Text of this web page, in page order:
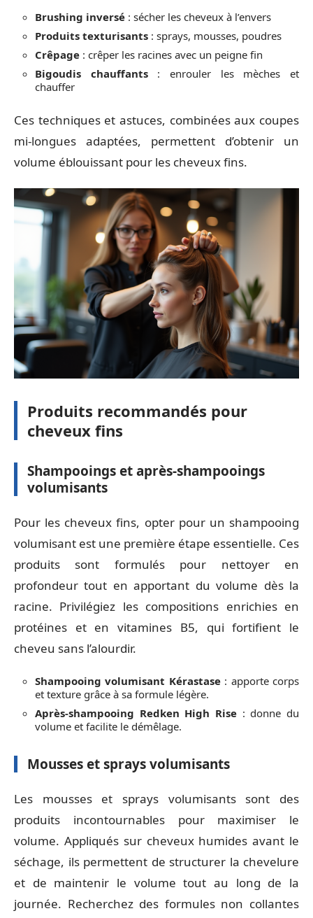
Brushing inversé : sécher les cheveux à l’envers
Produits texturisants : sprays, mousses, poudres
Crêpage : crêper les racines avec un peigne fin
Bigoudis chauffants: enrouler les mèches et
chauffer
Ces techniques et astuces, combinées aux coupes
mi-longues adaptées, permettent d’obtenir un
volume éblouissant pour les cheveux fins.
Produits recommandés pour
cheveux fins
Shampooings et après-shampooings
volumisants
Pour les cheveux fins, opter pour un shampooing
volumisant est une première étape essentielle. Ces
produits sont formulés pour nettoyer en
profondeur tout en apportant du volume dès la
racine. Privilégiez les compositions enrichies en
protéines et en vitamines B5, qui fortifient le
cheveu sans l’alourdir.
Shampooing volumisant Kérastase: apporte corps
et texture grâce à sa formule légère.
Après-shampooing Redken High Rise : donne du
volume et facilite le démêlage.
Mousses et sprays volumisants
Les mousses et sprays volumisants sont des
produits incontournables pour maximiser le
volume. Appliqués sur cheveux humides avant le
séchage, ils permettent de structurer la chevelure
et de maintenir le volume tout au long de la
journée. Recherchez des formules non collantes